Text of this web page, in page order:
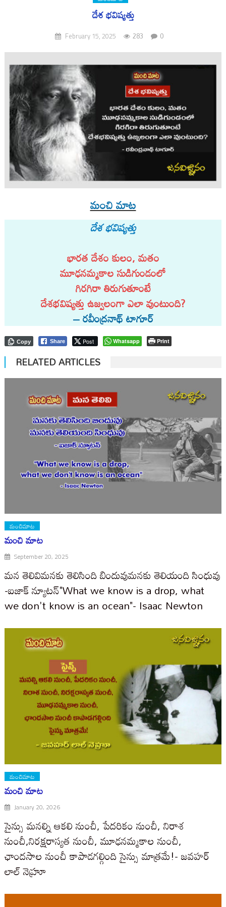
దేశ భవిష్యత్తు
February 15, 2025 283 0
మంచి మాట
దేశ భవిష్యత్తు
భారత దేశం కులం, మతం
మూఢనమ్మకాల సుడిగుండంలో
గిరగిరా తిరుగుతూంటే
దేశభవిష్యత్తు ఉజ్వలంగా ఎలా వుంటుంది?
– రవీంద్రనాథ్ టాగూర్
Share Post Whatsapp
Copy Print
RELATED ARTICLES
మంచిమాట
మంచి మాట
September 20, 2025
మన తెలివిమనకు తెలిసింది బిందువుమనకు తెలియంది సింధువు
-ఐజాక్ న్యూటన్"What we know is a drop, what
we don't know is an ocean"- Isaac Newton
మంచిమాట
మంచి మాట
January 20, 2026
సైన్సు మనల్ని ఆకలి నుంచీ, పేదరికం నుంచీ, నిరాశ
నుంచీ,నిరక్షరాస్యత నుంచీ, మూఢనమ్మకాల నుంచీ,
ఛాందసాల నుంచీ కాపాడగల్గింది సైన్సు మాత్రమే!- జవహర్
లాల్ నెహ్రూ